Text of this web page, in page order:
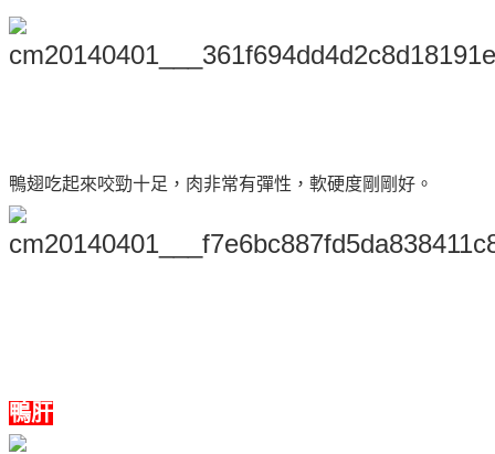
鴨翅吃起來咬勁十足，肉非常有彈性，軟硬度剛剛好。
鴨肝